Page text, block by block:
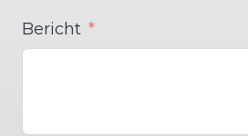
Bericht